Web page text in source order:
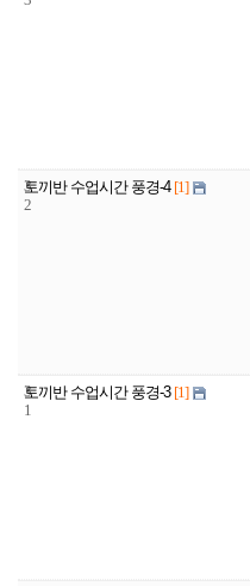
3
2
토끼반 수업시간 풍경-4 [1]
3
1
토끼반 수업시간 풍경-3 [1]